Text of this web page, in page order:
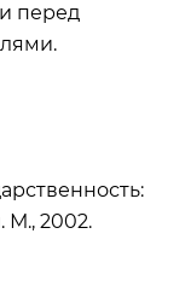
перед
М., 2002.